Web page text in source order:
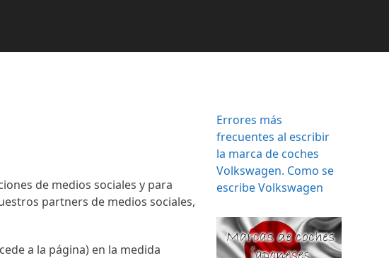
de medios sociales y para
partners de medios sociales,
a la página) en la medida
Errores más
frecuentes al escribir
la marca de coches
Volkswagen. Como se
escribe Volkswagen